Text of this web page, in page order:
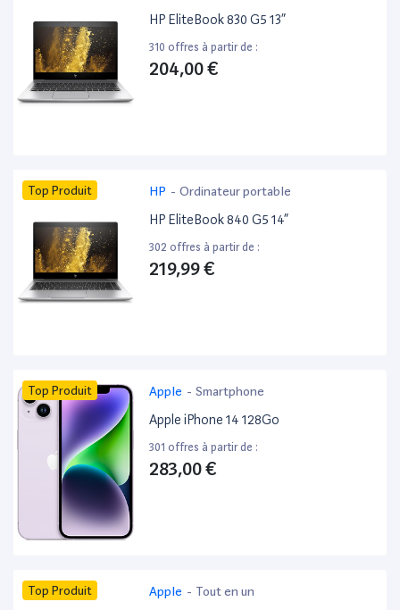
HP EliteBook 830 G5 13”
310 offres à partir de :
204,00 €
Top Produit HP - Ordinateur portable
HP EliteBook 840 G5 14”
302 offres à partir de :
219,99 €
Top Produit Apple - Smartphone
Apple iPhone 14 128Go
301 offres à partir de :
283,00 €
Top Produit Apple - Tout en un